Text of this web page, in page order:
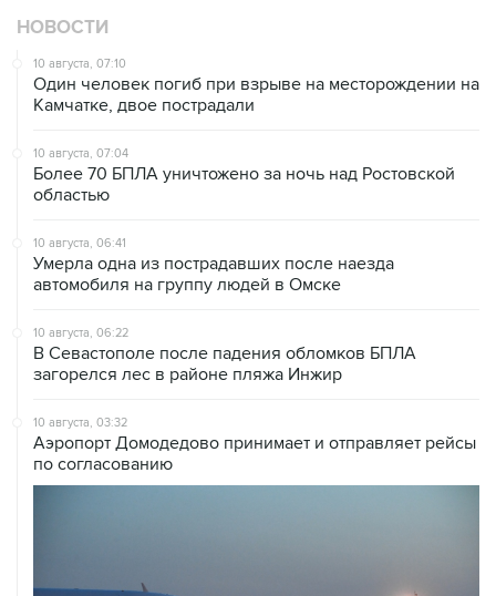
НОВОСТИ
10 августа, 07:10
Один человек погиб при взрыве на месторождении на
Камчатке, двое пострадали
10 августа, 07:04
Более 70 БПЛА уничтожено за ночь над Ростовской
областью
10 августа, 06:41
Умерла одна из пострадавших после наезда
автомобиля на группу людей в Омске
10 августа, 06:22
В Севастополе после падения обломков БПЛА
загорелся лес в районе пляжа Инжир
10 августа, 03:32
Аэропорт Домодедово принимает и отправляет рейсы
по согласованию